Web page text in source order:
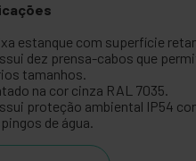
estanque com superfície
dez prensa-cabos que
tamanhos.
na cor cinza RAL 7035.
proteção ambiental IP54
de água.